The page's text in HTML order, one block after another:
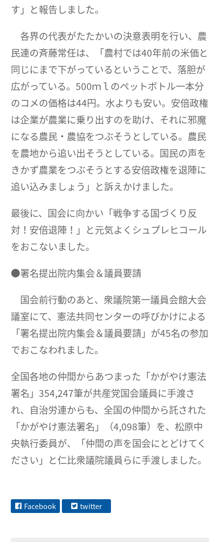
す」と報告しました。
各界の代表がたたかいの決意表明を行い、農
民連の斉藤常任は、「農村では40年前の米価と
同じにまで下がっているということで、落胆が
広がっている。500ｍｌのペットボトル一本分
のコメの価格は44円。水よりも安い。安倍政権
は企業が農業に乗り出すのを助け、それに邪魔
になる農民・農協をつぶそうとしている。農民
を農地から追い出そうとしている。国民の声を
きかず農業をつぶそうとする安倍政権を退陣に
追い込みましょう」と訴えかけました。
最後に、国会に向かい「戦争する国づくり反
対！安倍退陣！」と元気よくシュプレヒコール
をおこないました。
●署名提出院内集会＆議員要請
国会前行動のあと、衆議院第一議員会館大会
議室にて、憲法共同センターの呼びかけによる
「署名提出院内集会＆議員要請」が45名の参加
でおこなわれました。
全国各地の仲間からあつまった「かがやけ憲法
署名」354,247筆が共産党国会議員に手渡さ
れ、自治労連からも、全国の仲間から託された
「かがやけ憲法署名」（4,098筆）を、松原中
央執行委員が、「仲間の声を国会にとどけてく
ださい」と仁比衆議院議員らに手渡しました。
Facebook twitter